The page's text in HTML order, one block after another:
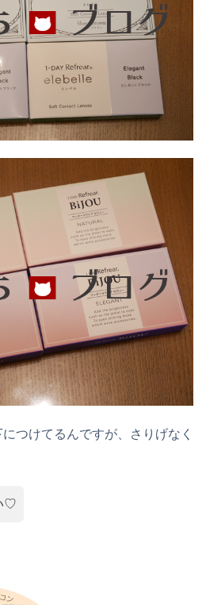
つけてるんですが、さりげなく
♡